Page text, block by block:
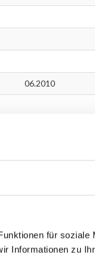
für soziale
Informationen zu
06.2010
05.2009
03.2009